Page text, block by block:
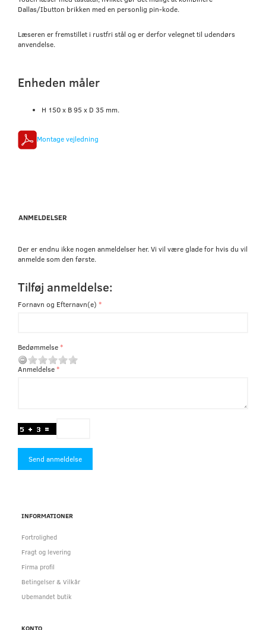
Dallas/Ibutton brikken med en personlig pin-kode.
Læseren er fremstillet i rustfri stål og er derfor velegnet til udendørs
anvendelse.
Enheden måler
H 150 x B 95 x D 35 mm.
Montage vejledning
ANMELDELSER
Der er endnu ikke nogen anmeldelser her. Vi vil være glade for hvis du vil
anmelde som den første.
Tilføj anmeldelse:
Fornavn og Efternavn(e)
Bedømmelse
Anmeldelse
Send anmeldelse
INFORMATIONER
Fortrolighed
Fragt og levering
Firma profil
Betingelser & Vilkår
Ubemandet butik
KONTO